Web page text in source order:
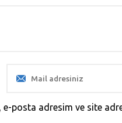
posta adresim ve site